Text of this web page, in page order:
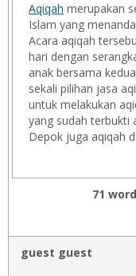
Aqiqah merupakan
Islam yang
Acara aqiqah
hari dengan
anak bersama
sekali pilihan jasa
untuk melakukan
yang sudah terbukti
Depok juga aqiqah
71
guest guest